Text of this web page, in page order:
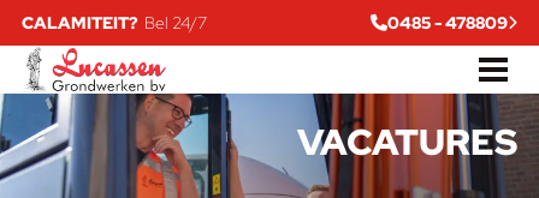
CALAMITEIT? Bel 24/7 0485 - 478809
VACATURES